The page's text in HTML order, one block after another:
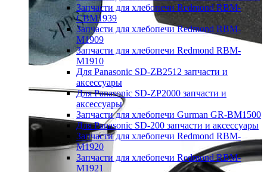
Запчасти для хлебопечи Redmond RBM-
CBM1939
Запчасти для хлебопечи Redmond RBM-
M1909
Запчасти для хлебопечи Redmond RBM-
M1910
Для Panasonic SD-ZB2512 запчасти и
аксессуары
Для Panasonic SD-ZP2000 запчасти и
аксессуары
Запчасти для хлебопечи Gurman GR-BM1500
Для Panasonic SD-200 запчасти и аксессуары
Запчасти для хлебопечи Redmond RBM-
M1920
Запчасти для хлебопечи Redmond RBM-
M1921